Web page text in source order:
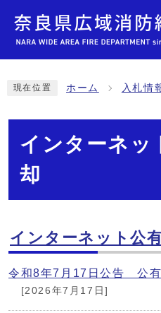
現在位置 ホーム 入札情
インターネッ
却
インターネット公
令和8年7月17日公告 公有
[2026年7月17日]